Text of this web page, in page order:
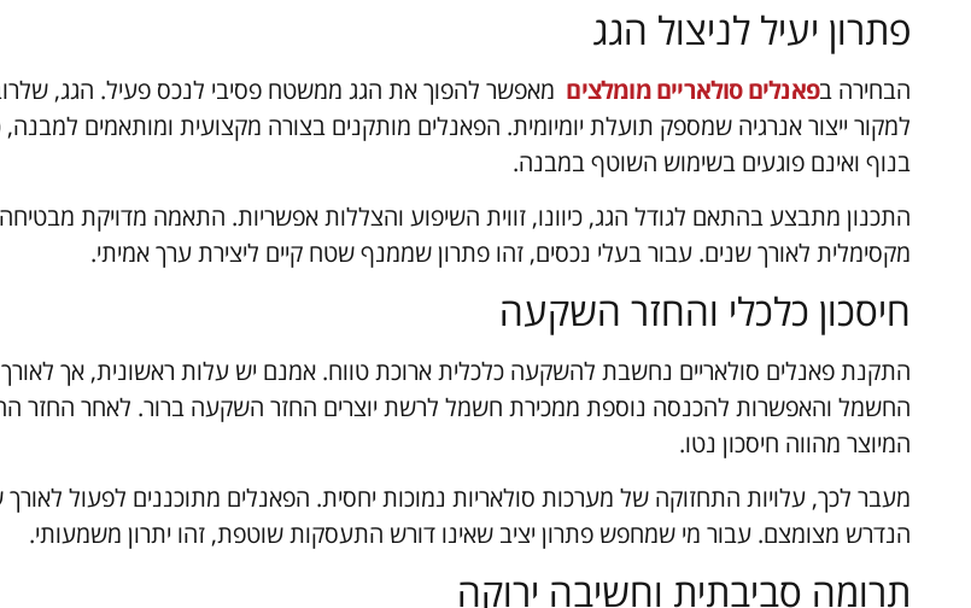
פתרון יעיל לניצול הגג
הבחירה בפאנלים סולאריים מומלצים מאפשר להפוך את הגג ממשטח פסיבי לנכס פעיל. הגג,
למקור ייצור אנרגיה שמספק תועלת יומיומית. הפאנלים מותקנים בצורה מקצועית ומותאמים
בנוף ואינם פוגעים בשימוש השוטף במבנה.
התכנון מתבצע בהתאם לגודל הגג, כיוונו, זווית השיפוע והצללות אפשריות. התאמה מדויקת
מקסימלית לאורך שנים. עבור בעלי נכסים, זהו פתרון שממנף שטח קיים ליצירת ערך אמיתי.
חיסכון כלכלי והחזר השקעה
התקנת פאנלים סולאריים נחשבת להשקעה כלכלית ארוכת טווח. אמנם יש עלות ראשונית, אך לאורך
החשמל והאפשרות להכנסה נוספת ממכירת חשמל לרשת יוצרים החזר השקעה ברור. לאחר
המיוצר מהווה חיסכון נטו.
מעבר לכך, עלויות התחזוקה של מערכות סולאריות נמוכות יחסית. הפאנלים מתוכננים לפעול לאורך
הנדרש מצומצם. עבור מי שמחפש פתרון יציב שאינו דורש התעסקות שוטפת, זהו יתרון משמעותי.
תרומה סביבתית וחשיבה ירוקה